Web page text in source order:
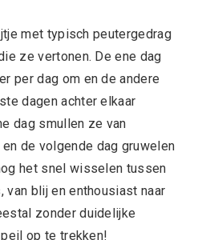
met typisch peutergedrag
ze vertonen. De ene dag
per dag om en de andere
dagen achter elkaar
dag smullen ze van
de volgende dag gruwelen
het snel wisselen tussen
blij en enthousiast naar
zonder duidelijke
op te trekken!